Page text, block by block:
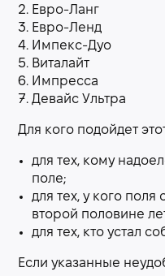
Евро-Ланг
Евро-Ленд
Импекс-Дуо
Виталайт
Импресса
Девайс Ультра
Для кого подойдет
для тех, кому
поле;
для тех, у кого поля
второй половине
для тех, кто устал
Если указанные